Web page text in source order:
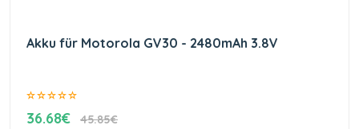
Akku für Motorola GV30 - 2480mAh 3.8V
36.68€ 45.85€